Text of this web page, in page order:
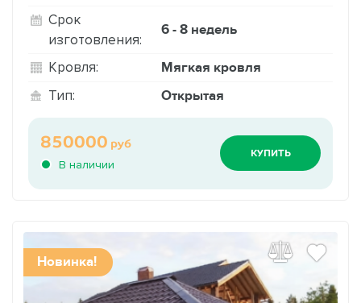
Срок
изготовления:
6 - 8 недель
Кровля: Мягкая кровля
Тип: Открытая
В наличии
850000 руб
КУПИТЬ
Новинка!